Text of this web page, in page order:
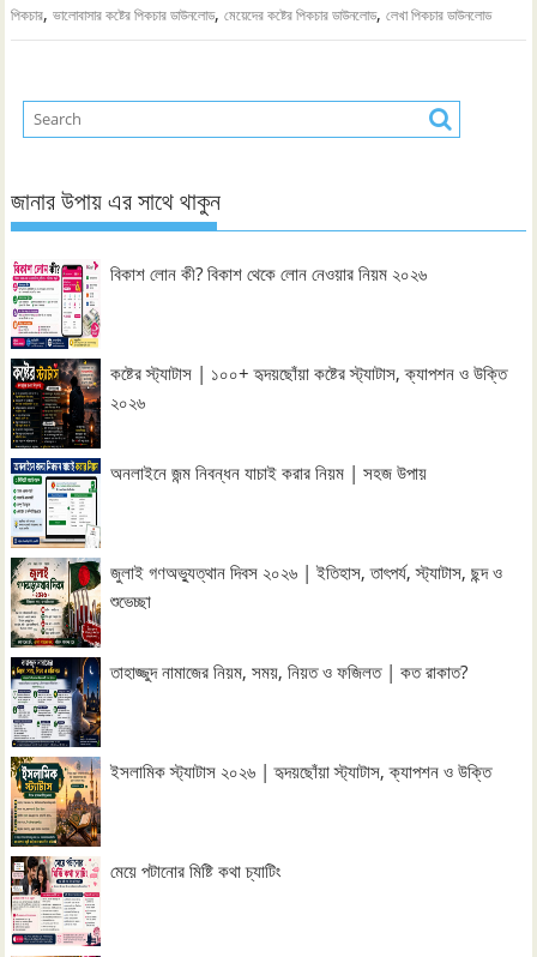
পিকচার,ভালোবাসার কষ্টের পিকচার ডাউনলোড,মেয়েদের কষ্টের পিকচার ডাউনলোড,লেখা পিকচার ডাউনলোড
জানার উপায় এর সাথে থাকুন
বিকাশ লোন কী? বিকাশ থেকে লোন নেওয়ার নিয়ম ২০২৬
কষ্টের স্ট্যাটাস | ১০০+ হৃদয়ছোঁয়া কষ্টের স্ট্যাটাস, ক্যাপশন ও উক্তি
২০২৬
অনলাইনে জন্ম নিবন্ধন যাচাই করার নিয়ম | সহজ উপায়
জুলাই গণঅভ্যুত্থান দিবস ২০২৬ | ইতিহাস, তাৎপর্য, স্ট্যাটাস, ছন্দ ও
শুভেচ্ছা
তাহাজ্জুদ নামাজের নিয়ম, সময়, নিয়ত ও ফজিলত | কত রাকাত?
ইসলামিক স্ট্যাটাস ২০২৬ | হৃদয়ছোঁয়া স্ট্যাটাস, ক্যাপশন ও উক্তি
মেয়ে পটানোর মিষ্টি কথা চ্যাটিং